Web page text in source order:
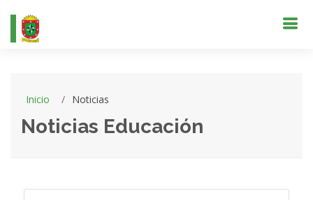
Inicio Noticias
Noticias Educación